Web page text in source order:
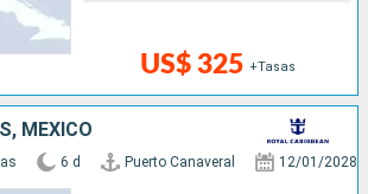
US$ 325 +Tasas
MÉXICO
6 d Puerto Canaveral 12/01/2028